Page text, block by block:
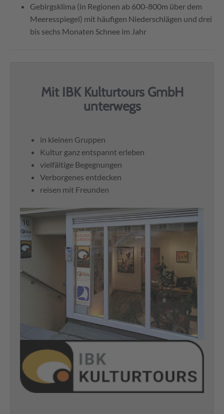
Gebirgsklima (in Regionen ab 600-800m über dem
Meeresspiegel) mit häufigen Niederschlägen und drei
bis sechs Monaten Schnee im Jahr
Mit IBK Kulturtours GmbH
unterwegs
in kleinen Gruppen
Kultur ganz entspannt erleben
vielfältige Begegnungen
Verborgenes entdecken
reisen mit Freunden